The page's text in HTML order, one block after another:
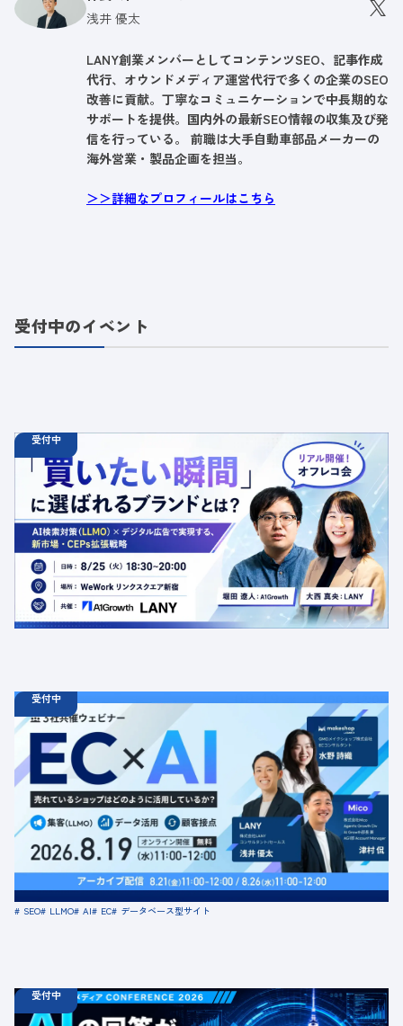
浅井 優太
LANY創業メンバーとしてコンテンツSEO、記事作成
代行、オウンドメディア運営代行で多くの企業のSEO
改善に貢献。丁寧なコミュニケーションで中長期的な
サポートを提供。国内外の最新SEO情報の収集及び発
信を行っている。 前職は大手自動車部品メーカーの
海外営業・製品企画を担当。
＞＞詳細なプロフィールはこちら
受付中のイベント
受付中
オフラインイベント 18:30 - 20:00
【オフラインイベント】「買いたい瞬間」に選ばれるブラ
ンドとは？AI検索対策（LLMO）×デジタル広告で実現す
る、新市場・CEPs拡張戦略
定員数：50名
金額：無料
場所：東京都渋谷区千駄ヶ谷5-27-5 リンクスクエア新宿16F
WeWork内 最寄り：新宿駅・代々木駅・新宿三丁目駅
交流会 共催 AI LLMO デジタルマーケティング トレンド 採用イベント 広告
受付中
ウェビナー 08.19
11:00 - 12:00
水 11:00 - 12:00
【無料セミナー】EC × AI 売れているショップはどのよう
に活用しているか？ 「集客（LLMO）」「データ活用」
「顧客接点」
定員数：500名
金額：無料
場所：オンライン
SEO LLMO AI EC データベース型サイト
受付中
ウェビナー 08.18 火 10:00 -
08.21 金 16:00